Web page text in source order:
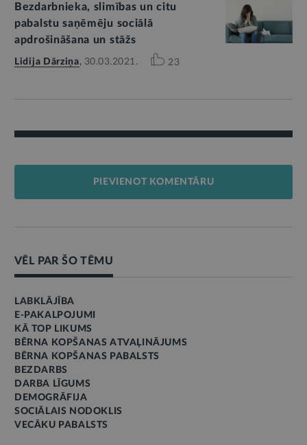
Bezdarbnieka, slimības un citu
pabalstu saņēmēju sociālā
apdrošināšana un stāžs
Lidija Dārziņa, 30.03.2021. 23
PIEVIENOT KOMENTĀRU
VĒL PAR ŠO TĒMU
LABKLĀJĪBA
E-PAKALPOJUMI
KĀ TOP LIKUMS
BĒRNA KOPŠANAS ATVAĻINĀJUMS
BĒRNA KOPŠANAS PABALSTS
BEZDARBS
DARBA LĪGUMS
DEMOGRĀFIJA
SOCIĀLAIS NODOKLIS
VECĀKU PABALSTS